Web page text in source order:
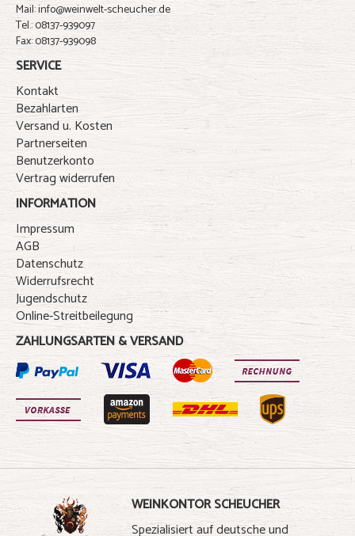
Mail: info@weinwelt-scheucher.de
Tel.: 08137-939097
Fax: 08137-939098
SERVICE
Kontakt
Bezahlarten
Versand u. Kosten
Partnerseiten
Benutzerkonto
Vertrag widerrufen
INFORMATION
Impressum
AGB
Datenschutz
Widerrufsrecht
Jugendschutz
Online-Streitbeilegung
ZAHLUNGSARTEN & VERSAND
WEINKONTOR SCHEUCHER
Spezialisiert auf deutsche und